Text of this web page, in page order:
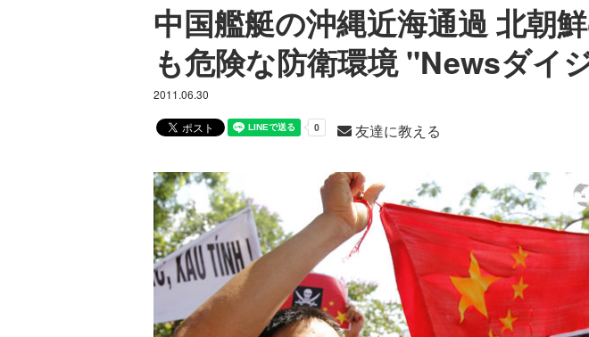
中国艦艇の沖縄近海通過 北朝
も危険な防衛環境 "Newsダイ
2011.06.30
友達に教える